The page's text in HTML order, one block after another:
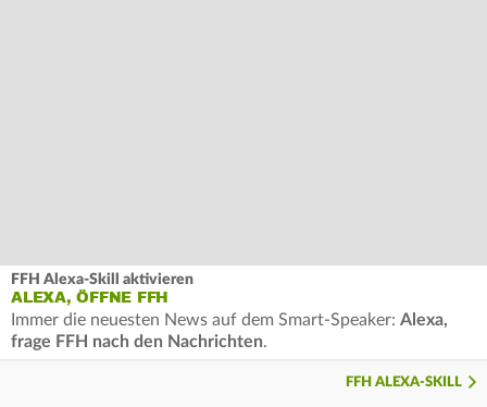
FFH Alexa-Skill aktivieren
ALEXA, ÖFFNE FFH
Immer die neuesten News auf dem Smart-Speaker: Alexa,
frage FFH nach den Nachrichten.
FFH ALEXA-SKILL